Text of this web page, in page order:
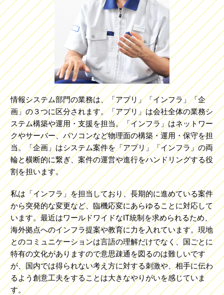
情報システム部門の業務は、「アプリ」「インフラ」「企
画」の３つに区分されます。「アプリ」は会社全体の業務シ
ステム構築や運用・支援を担当。「インフラ」はネットワー
クやサーバー、パソコンなど物理面の構築・運用・保守を担
当。「企画」はシステム案件を「アプリ」「インフラ」の両
輪と横断的に繋ぎ、案件の運営や進行をハンドリングする役
割を担います。
私は「インフラ」を担当しており、長期的に進めている案件
から突発的な変更など、臨機応変にあらゆることに対応して
います。最近はワールドワイドなIT統制を求められるため、
海外拠点へのインフラ提案や教育に力を入れています。現地
とのコミュニケーションは言語の理解だけでなく、国ごとに
特有の文化がありますので意思疎通を図るのは難しいです
が、国内では得られない考え方に対する刺激や、相手に伝わ
るよう創意工夫をすることは大きなやりがいを感じていま
す。